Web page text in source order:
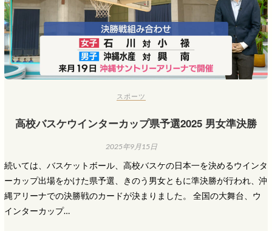
スポーツ
高校バスケウインターカップ県予選2025 男女準決勝
2025年9月15日
続いては、バスケットボール、高校バスケの日本一を決めるウインタ
ーカップ出場をかけた県予選、きのう男女ともに準決勝が行われ、沖
縄アリーナでの決勝戦のカードが決まりました。 全国の大舞台、ウ
インターカップ…